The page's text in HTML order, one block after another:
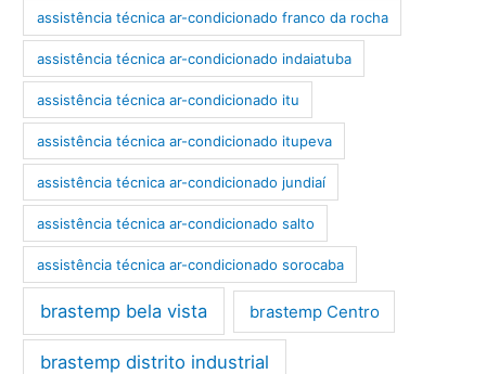
assistência técnica ar-condicionado franco da rocha
assistência técnica ar-condicionado indaiatuba
assistência técnica ar-condicionado itu
assistência técnica ar-condicionado itupeva
assistência técnica ar-condicionado jundiaí
assistência técnica ar-condicionado salto
assistência técnica ar-condicionado sorocaba
brastemp bela vista brastemp Centro
brastemp distrito industrial